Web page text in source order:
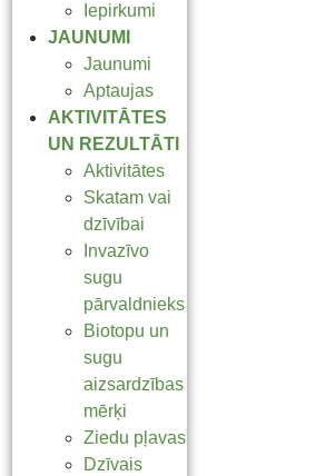
Iepirkumi
JAUNUMI
Jaunumi
Aptaujas
AKTIVITĀTES
UN REZULTĀTI
Aktivitātes
Skatam vai
dzīvībai
Invazīvo
sugu
pārvaldnieks
Biotopu un
sugu
aizsardzības
mērķi
Ziedu pļavas
Dzīvais